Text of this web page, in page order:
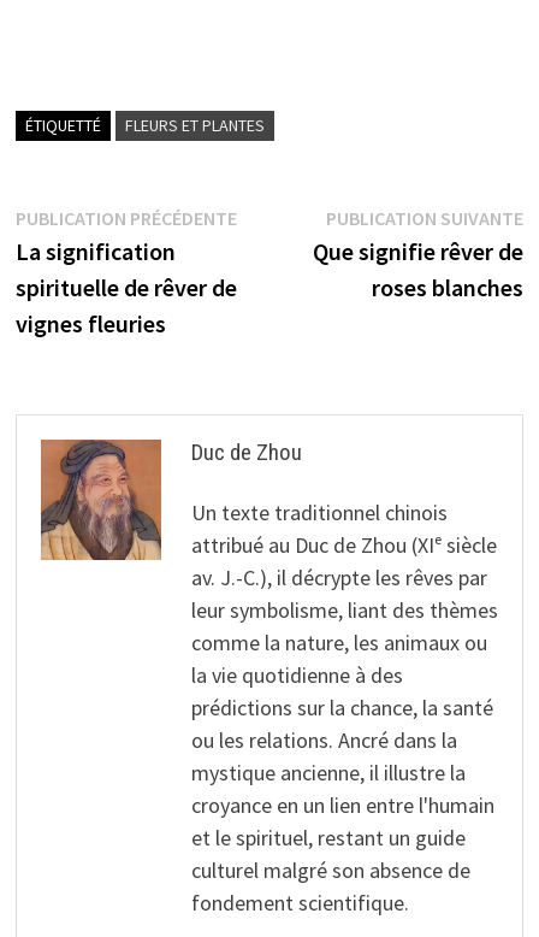
ÉTIQUETTÉ FLEURS ET PLANTES
Navigation
de
l’article
PUBLICATION PRÉCÉDENTEPublication
précédente :
La signification
spirituelle de rêver de
vignes fleuries
PUBLICATION SUIVANTE
Que signifie rêver de
roses blanches
Duc de Zhou
Un texte traditionnel chinois
attribué au Duc de Zhou (XIᵉ siècle
av. J.-C.), il décrypte les rêves par
leur symbolisme, liant des thèmes
comme la nature, les animaux ou
la vie quotidienne à des
prédictions sur la chance, la santé
ou les relations. Ancré dans la
mystique ancienne, il illustre la
croyance en un lien entre l'humain
et le spirituel, restant un guide
culturel malgré son absence de
fondement scientifique.